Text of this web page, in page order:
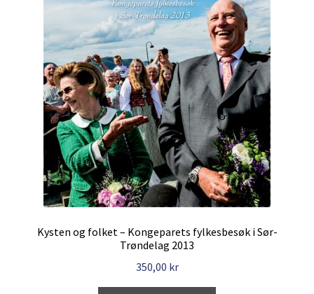
Personvernerklæring
Kysten og folket – Kongeparets fylkesbesøk i Sør-
Trøndelag 2013
350,00 kr